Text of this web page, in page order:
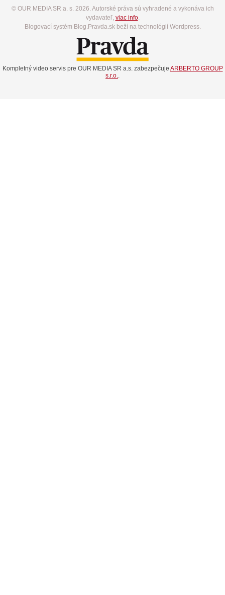
© OUR MEDIA SR a. s. 2026. Autorské práva sú vyhradené a vykonáva ich
vydavateľ, viac info.
Blogovací systém Blog.Pravda.sk beží na technológií Wordpress.
Kompletný video servis pre OUR MEDIA SR a.s. zabezpečuje ARBERTO GROUP
s.r.o..